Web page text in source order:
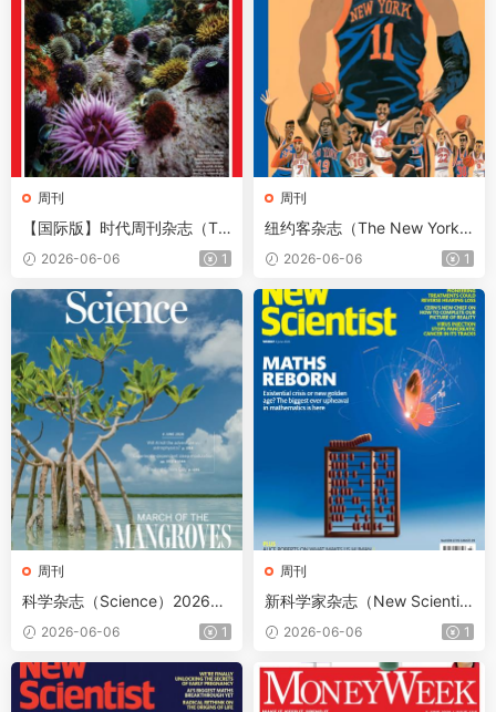
周刊
【国际版】时代周刊杂志（Ti
me）2026年6月8日
2026-06-06 1
周刊
纽约客杂志（The New Yorke
r）2026年6月1日
2026-06-06 1
周刊
科学杂志（Science）2026年
6月4日
2026-06-06 1
周刊
新科学家杂志（New Scientis
t）2026年6月6日
2026-06-06 1